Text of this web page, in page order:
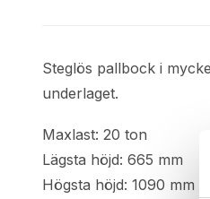
Steglös pallbock i
underlaget.
Maxlast: 20 ton
Lägsta höjd: 665 mm
Högsta höjd: 1090 mm